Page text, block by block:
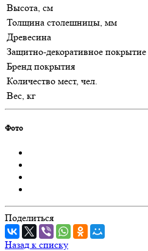
Высота, см
Толщина столешницы, мм
Древесина
Защитно-декоративное покрытие
Бренд покрытия
Количество мест, чел.
Вес, кг
Фото
Поделиться
Назад к списку